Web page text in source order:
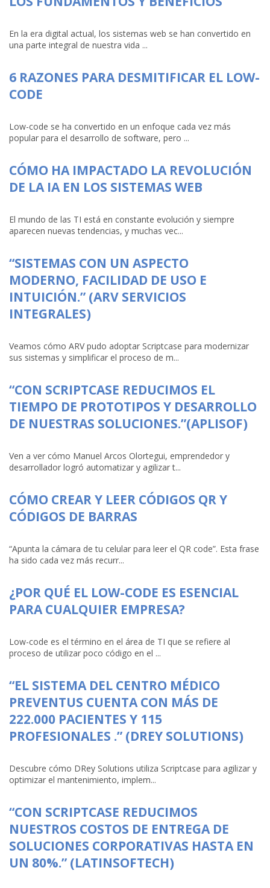
En la era digital actual, los sistemas web se han convertido en
una parte integral de nuestra vida ...
6 RAZONES PARA DESMITIFICAR EL LOW-
CODE
Low-code se ha convertido en un enfoque cada vez más
popular para el desarrollo de software, pero ...
CÓMO HA IMPACTADO LA REVOLUCIÓN
DE LA IA EN LOS SISTEMAS WEB
El mundo de las TI está en constante evolución y siempre
aparecen nuevas tendencias, y muchas vec...
“SISTEMAS CON UN ASPECTO
MODERNO, FACILIDAD DE USO E
INTUICIÓN.” (ARV SERVICIOS
INTEGRALES)
Veamos cómo ARV pudo adoptar Scriptcase para modernizar
sus sistemas y simplificar el proceso de m...
“CON SCRIPTCASE REDUCIMOS EL
TIEMPO DE PROTOTIPOS Y DESARROLLO
DE NUESTRAS SOLUCIONES.”(APLISOF)
Ven a ver cómo Manuel Arcos Olortegui, emprendedor y
desarrollador logró automatizar y agilizar t...
CÓMO CREAR Y LEER CÓDIGOS QR Y
CÓDIGOS DE BARRAS
“Apunta la cámara de tu celular para leer el QR code”. Esta frase
ha sido cada vez más recurr...
¿POR QUÉ EL LOW-CODE ES ESENCIAL
PARA CUALQUIER EMPRESA?
Low-code es el término en el área de TI que se refiere al
proceso de utilizar poco código en el ...
“EL SISTEMA DEL CENTRO MÉDICO
PREVENTUS CUENTA CON MÁS DE
222.000 PACIENTES Y 115
PROFESIONALES .” (DREY SOLUTIONS)
Descubre cómo DRey Solutions utiliza Scriptcase para agilizar y
optimizar el mantenimiento, implem...
“CON SCRIPTCASE REDUCIMOS
NUESTROS COSTOS DE ENTREGA DE
SOLUCIONES CORPORATIVAS HASTA EN
UN 80%.” (LATINSOFTECH)